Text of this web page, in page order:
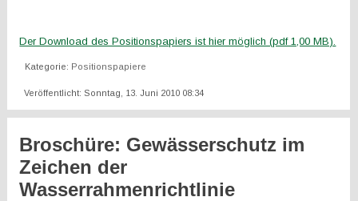
Der Download des Positionspapiers ist hier möglich (pdf 1,00 MB).
Kategorie: Positionspapiere
Veröffentlicht: Sonntag, 13. Juni 2010 08:34
Broschüre: Gewässerschutz im
Zeichen der
Wasserrahmenrichtlinie